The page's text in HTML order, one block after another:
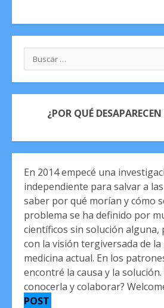
Buscar:
¿POR QUÉ
En 2014 empecé una
independiente para salvar a
saber por qué morían y cómo
problema se ha definido por
científicos sin solución alguna,
con la visión tergiversada de
medicina actual. En los
encontré la causa y la
conocerla y colaborar?
POST